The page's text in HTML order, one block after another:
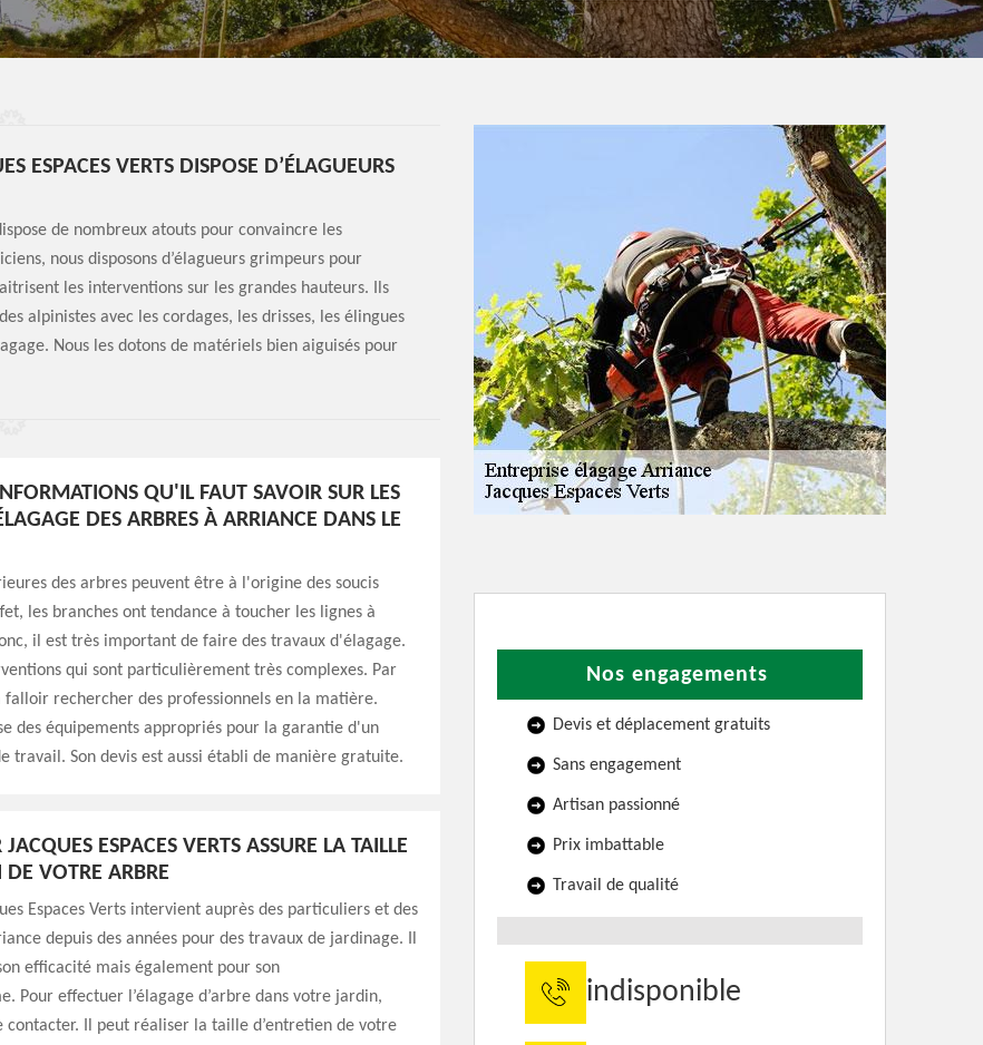
ESPACES VERTS DISPOSE D’ÉLAGUEURS
de nombreux atouts pour convaincre les
nous disposons d’élagueurs grimpeurs pour
les interventions sur les grandes hauteurs. Ils
alpinistes avec les cordages, les drisses, les élingues
Nous les dotons de matériels bien aiguisés pour
QU'IL FAUT SAVOIR SUR LES
DES ARBRES À ARRIANCE DANS LE
des arbres peuvent être à l'origine des soucis
les branches ont tendance à toucher les lignes à
il est très important de faire des travaux d'élagage.
qui sont particulièrement très complexes. Par
falloir rechercher des professionnels en la matière.
des équipements appropriés pour la garantie d'un
travail. Son devis est aussi établi de manière gratuite.
ESPACES VERTS ASSURE LA TAILLE
DE VOTRE ARBRE
Espaces Verts intervient auprès des particuliers et des
depuis des années pour des travaux de jardinage. Il
efficacité mais également pour son
Pour effectuer l’élagage d’arbre dans votre jardin,
contacter. Il peut réaliser la taille d’entretien de votre
Nos engagements
Devis et déplacement gratuits
Sans engagement
Artisan passionné
Prix imbattable
Travail de qualité
indisponible